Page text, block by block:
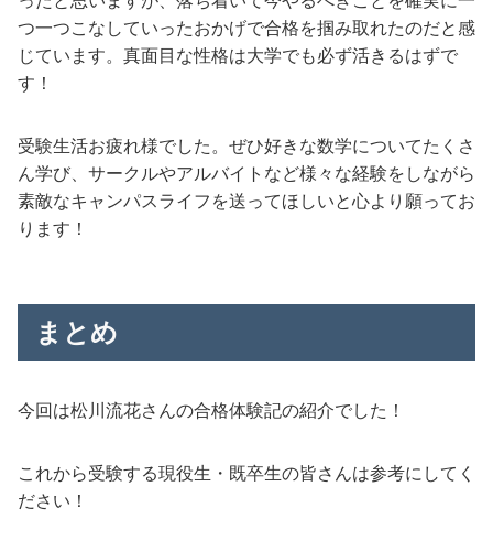
つ一つこなしていったおかげで合格を掴み取れたのだと感
じています。真面目な性格は大学でも必ず活きるはずで
す！
受験生活お疲れ様でした。ぜひ好きな数学についてたくさ
ん学び、サークルやアルバイトなど様々な経験をしながら
素敵なキャンパスライフを送ってほしいと心より願ってお
ります！
まとめ
今回は松川流花さんの合格体験記の紹介でした！
これから受験する現役生・既卒生の皆さんは参考にしてく
ださい！